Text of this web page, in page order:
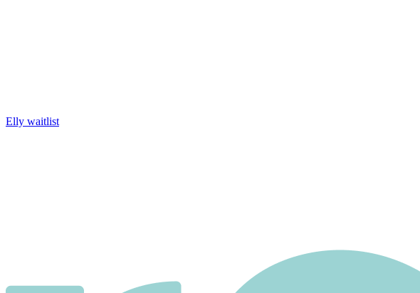
Elly waitlist